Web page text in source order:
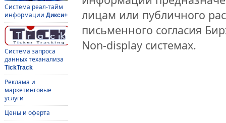
Система реал-тайм
информации Дикси+
Система запроса
данных теханализа
TickTrack
Реклама и
маркетинговые
услуги
Цены и оферта
лицам или публичного
письменного согласия
Non-display системах.